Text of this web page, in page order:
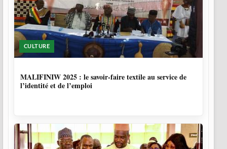
CULTURE
MALIFINIW 2025 : le savoir-faire textile au service de
l’identité et de l’emploi